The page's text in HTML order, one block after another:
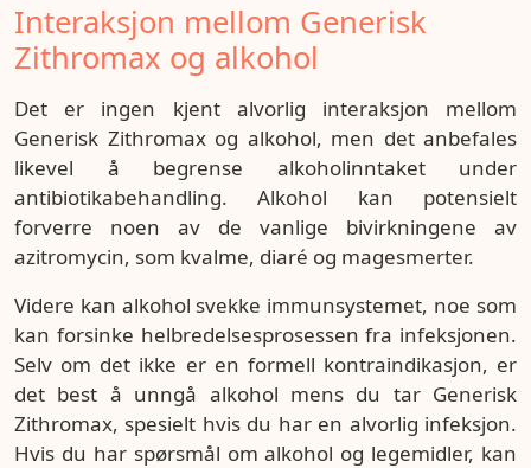
Interaksjon mellom Generisk
Zithromax og alkohol
Det er ingen kjent alvorlig interaksjon mellom
Generisk Zithromax og alkohol, men det anbefales
likevel å begrense alkoholinntaket under
antibiotikabehandling. Alkohol kan potensielt
forverre noen av de vanlige bivirkningene av
azitromycin, som kvalme, diaré og magesmerter.
Videre kan alkohol svekke immunsystemet, noe som
kan forsinke helbredelsesprosessen fra infeksjonen.
Selv om det ikke er en formell kontraindikasjon, er
det best å unngå alkohol mens du tar Generisk
Zithromax, spesielt hvis du har en alvorlig infeksjon.
Hvis du har spørsmål om alkohol og legemidler, kan